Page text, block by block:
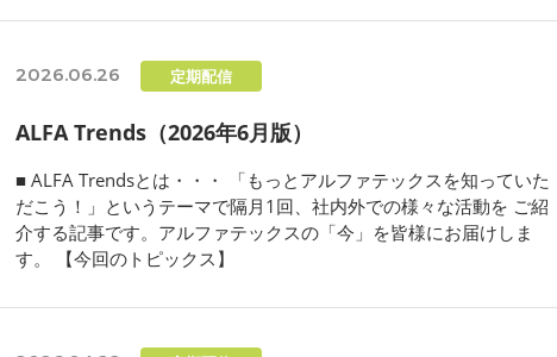
2026.06.26 定期配信
ALFA Trends（2026年6月版）
■ ALFA Trendsとは・・・ 「もっとアルファテックスを知っていた
だこう！」というテーマで隔月1回、社内外での様々な活動を ご紹
介する記事です。アルファテックスの「今」を皆様にお届けしま
す。 【今回のトピックス】